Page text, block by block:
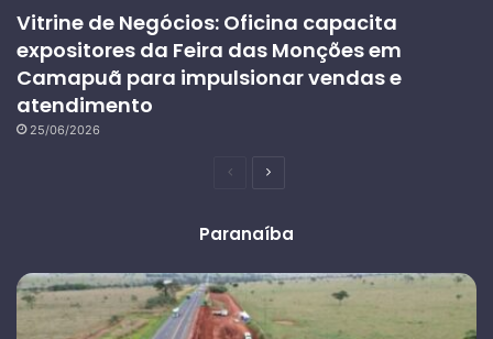
Vitrine de Negócios: Oficina capacita
expositores da Feira das Monções em
Camapuã para impulsionar vendas e
atendimento
25/06/2026
PáginaPróxima
Paranaíba